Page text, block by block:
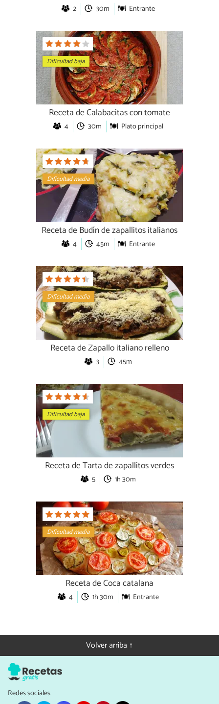
2 30m Entrante
Dificultad baja
Receta de Calabacitas con tomate
4 30m Plato principal
Dificultad media
Receta de Budín de zapallitos italianos
4 45m Entrante
Dificultad media
Receta de Zapallo italiano relleno
3 45m
Dificultad baja
Receta de Tarta de zapallitos verdes
5 1h 30m
Dificultad media
Receta de Coca catalana
4 1h 30m Entrante
Volver arriba ↑
Redes sociales